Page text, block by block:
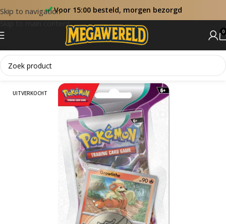
Skip to navigation
Skip to main content
Voor 15:00 besteld, morgen bezorgd
0
Home Blister
UITVERKOCHT